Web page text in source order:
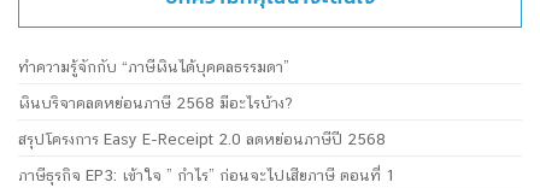
ทำความรู้จักกับ “ภาษีเงินได้บุคคลธรรมดา”
เงินบริจาคลดหย่อนภาษี 2568 มีอะไรบ้าง?
สรุปโครงการ Easy E-Receipt 2.0 ลดหย่อนภาษีปี 2568
ภาษีธุรกิจ EP3: เข้าใจ ” กำไร” ก่อนจะไปเสียภาษี ตอนที่ 1